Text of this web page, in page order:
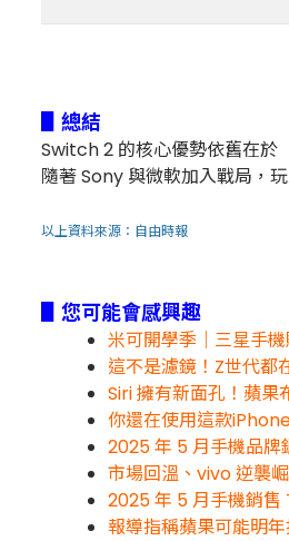
▋總結
Switch 2 的核心優勢依舊在於
隨著 Sony 與微軟加入戰局，
以上資料來源： 自由時報
▋您可能會感興趣
米可開學季｜三星手
這不是濾鏡！Z世代都
Siri 擁有新面孔！蘋果
你還在使用這款
2025 年 5 月手機品牌
市場回溫、vivo 逆襲
2025 年 5 月手機銷售
報導指稱蘋果可能明